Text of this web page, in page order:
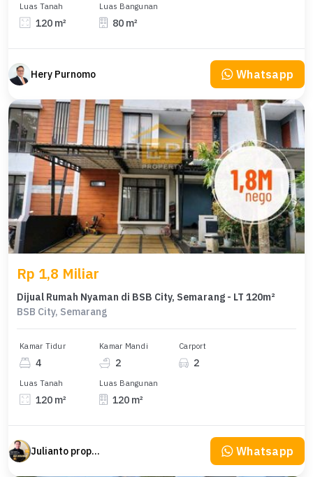
Luas Tanah
120 m²
Luas Bangunan
80 m²
Hery Purnomo Whatsapp
Rp 1,8 Miliar
Dijual Rumah Nyaman di BSB City, Semarang - LT 120m²
BSB City, Semarang
Kamar Tidur
4
Kamar Mandi
2
Carport
2
Luas Tanah
120 m²
Luas Bangunan
120 m²
Julianto property Julianto Whatsapp